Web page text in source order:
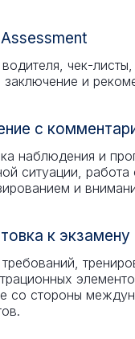
чек-
заключение и
с
наблюдения и
ситуации, работа
и
к экзамену
со стороны